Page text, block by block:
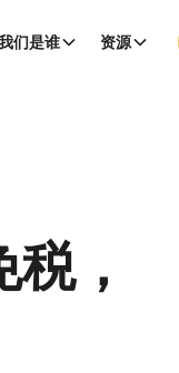
们是谁 资源
，